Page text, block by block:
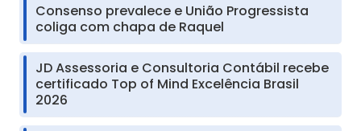
Consenso prevalece e União Progressista
coliga com chapa de Raquel
JD Assessoria e Consultoria Contábil recebe
certificado Top of Mind Excelência Brasil
2026